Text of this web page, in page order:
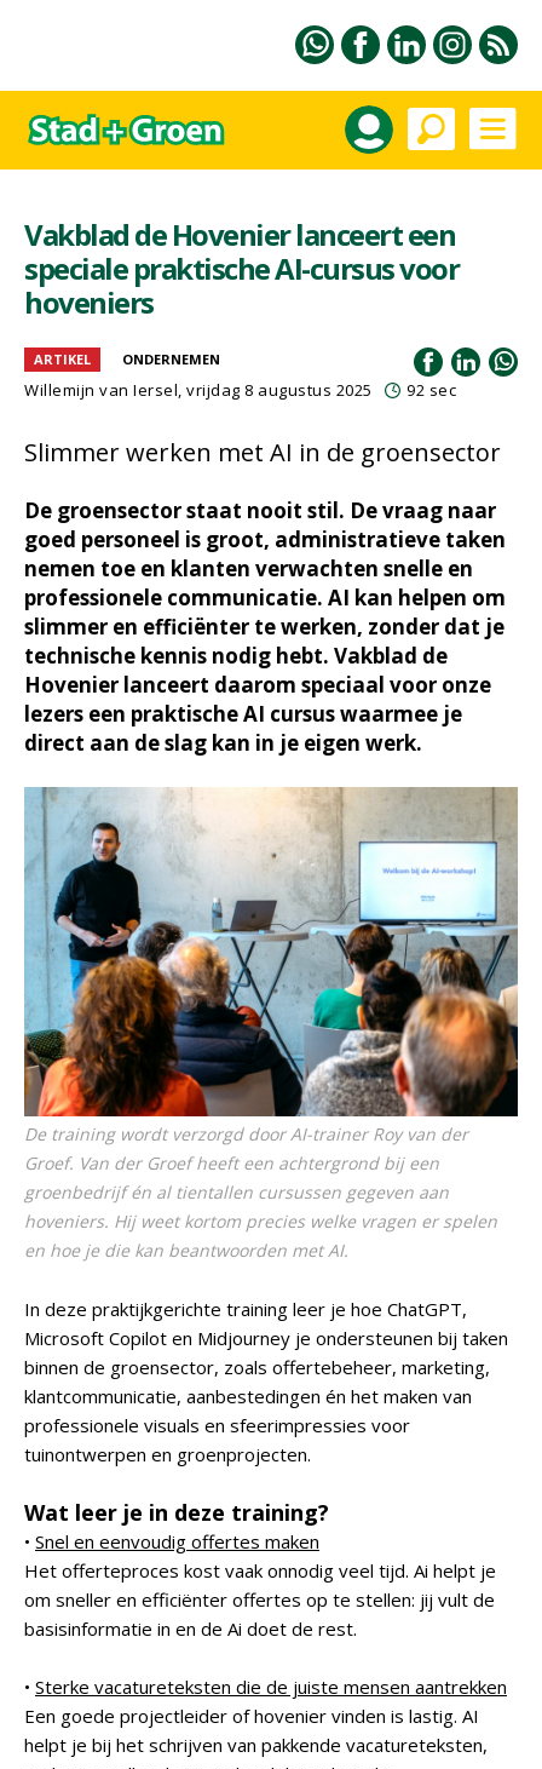
Vakblad de Hovenier lanceert een
speciale praktische AI-cursus voor
hoveniers
ARTIKEL ONDERNEMEN
Willemijn van Iersel, vrijdag 8 augustus 2025 92 sec
Slimmer werken met AI in de groensector
De groensector staat nooit stil. De vraag naar
goed personeel is groot, administratieve taken
nemen toe en klanten verwachten snelle en
professionele communicatie. AI kan helpen om
slimmer en efficiënter te werken, zonder dat je
technische kennis nodig hebt. Vakblad de
Hovenier lanceert daarom speciaal voor onze
lezers een praktische AI cursus waarmee je
direct aan de slag kan in je eigen werk.
De training wordt verzorgd door AI-trainer Roy van der
Groef. Van der Groef heeft een achtergrond bij een
groenbedrijf én al tientallen cursussen gegeven aan
hoveniers. Hij weet kortom precies welke vragen er spelen
en hoe je die kan beantwoorden met AI.
In deze praktijkgerichte training leer je hoe ChatGPT,
Microsoft Copilot en Midjourney je ondersteunen bij taken
binnen de groensector, zoals offertebeheer, marketing,
klantcommunicatie, aanbestedingen én het maken van
professionele visuals en sfeerimpressies voor
tuinontwerpen en groenprojecten.
Wat leer je in deze training?
• Snel en eenvoudig offertes maken
Het offerteproces kost vaak onnodig veel tijd. Ai helpt je
om sneller en efficiënter offertes op te stellen: jij vult de
basisinformatie in en de Ai doet de rest.
• Sterke vacatureteksten die de juiste mensen aantrekken
Een goede projectleider of hovenier vinden is lastig. AI
helpt je bij het schrijven van pakkende vacatureteksten,